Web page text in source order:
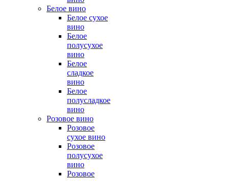
Белое вино
Белое сухое
вино
Белое
полусухое
вино
Белое
сладкое
вино
Белое
полусладкое
вино
Розовое вино
Розовое
сухое вино
Розовое
полусухое
вино
Розовое